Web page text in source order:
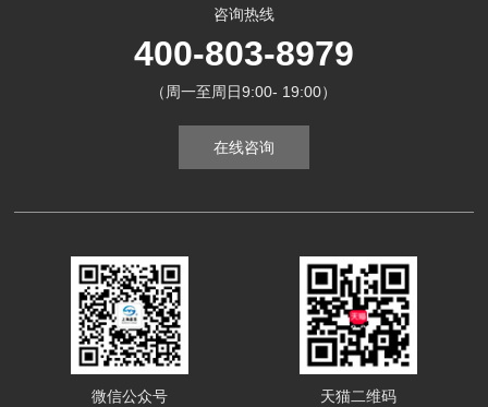
咨询热线
400-803-8979
（周一至周日9:00- 19:00）
在线咨询
微信公众号 天猫二维码